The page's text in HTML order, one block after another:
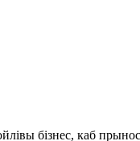
бізнес, каб